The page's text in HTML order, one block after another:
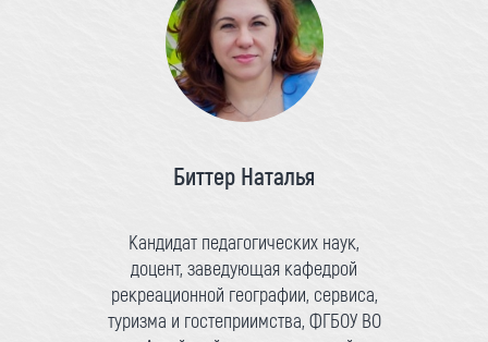
Биттер Наталья
Кандидат педагогических наук,
доцент, заведующая кафедрой
рекреационной географии, сервиса,
туризма и гостеприимства, ФГБОУ ВО